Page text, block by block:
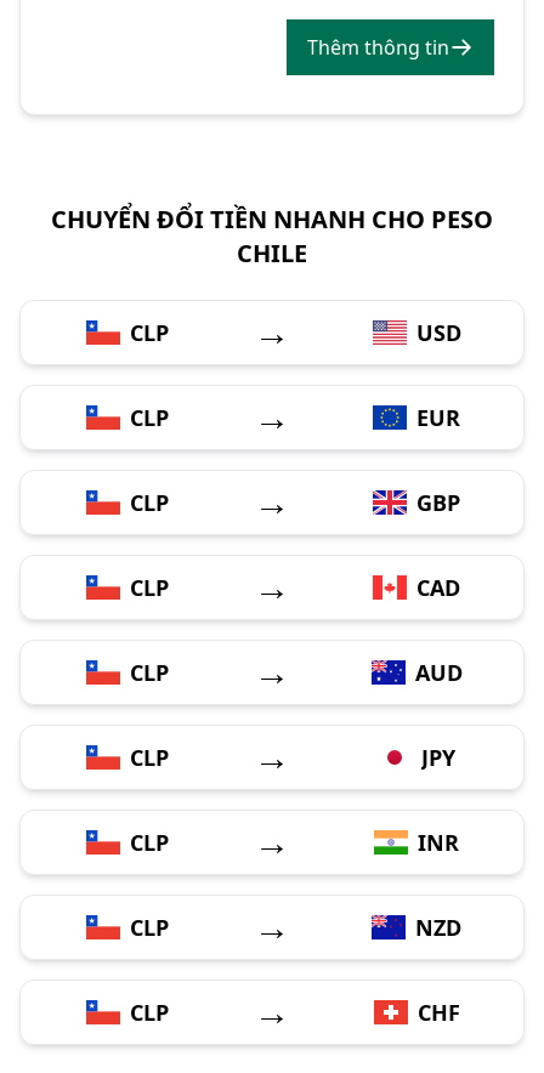
Thêm thông tin
CHUYỂN ĐỔI TIỀN NHANH CHO PESO
CHILE
CLP → USD
CLP → EUR
CLP → GBP
CLP → CAD
CLP → AUD
CLP → JPY
CLP → INR
CLP → NZD
CLP → CHF